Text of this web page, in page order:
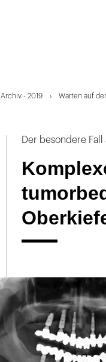
Archiv - 2019 Warten auf
Der besondere